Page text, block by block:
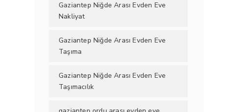
Gaziantep Niğde Arası Evden Eve
Nakliyat
Gaziantep Niğde Arası Evden Eve
Taşıma
Gaziantep Niğde Arası Evden Eve
Taşımacılık